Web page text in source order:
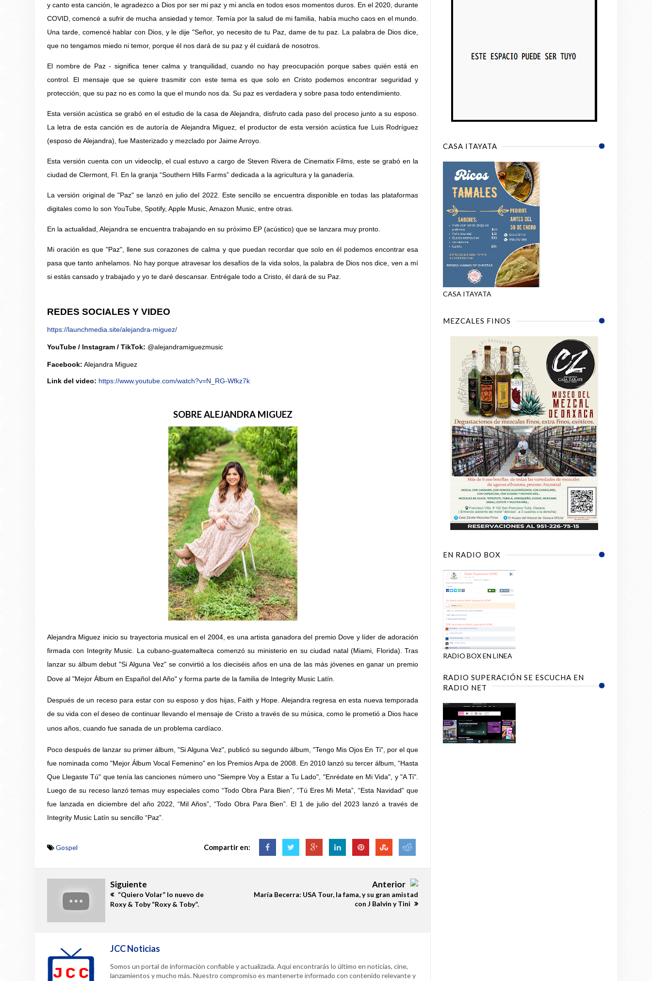
y canto esta canción, le agradezco a Dios por ser mi paz y mi ancla en todos esos momentos duros. En el 2020, durante
COVID, comencé a sufrir de mucha ansiedad y temor. Temía por la salud de mi familia, había mucho caos en el mundo.
Una tarde, comencé hablar con Dios, y le dije "Señor, yo necesito de tu Paz, dame de tu paz. La palabra de Dios dice,
que no tengamos miedo ni temor, porque él nos dará de su paz y él cuidará de nosotros.
El nombre de Paz - significa tener calma y tranquilidad, cuando no hay preocupación porque sabes quién está en
control. El mensaje que se quiere trasmitir con este tema es que solo en Cristo podemos encontrar seguridad y
protección, que su paz no es como la que el mundo nos da. Su paz es verdadera y sobre pasa todo entendimiento.
Esta versión acústica se grabó en el estudio de la casa de Alejandra, disfruto cada paso del proceso junto a su esposo.
La letra de esta canción es de autoría de Alejandra Miguez, el productor de esta versión acústica fue Luis Rodríguez
(esposo de Alejandra), fue Masterizado y mezclado por Jaime Arroyo.
Esta versión cuenta con un videoclip, el cual estuvo a cargo de Steven Rivera de Cinematix Films, este se grabó en la
ciudad de Clermont, Fl. En la granja “Southern Hills Farms” dedicada a la agricultura y la ganadería.
La versión original de "Paz" se lanzó en julio del 2022. Este sencillo se encuentra disponible en todas las plataformas
digitales como lo son YouTube, Spotify, Apple Music, Amazon Music, entre otras.
En la actualidad, Alejandra se encuentra trabajando en su próximo EP (acústico) que se lanzara muy pronto.
Mi oración es que "Paz", llene sus corazones de calma y que puedan recordar que solo en él podemos encontrar esa
pasa que tanto anhelamos. No hay porque atravesar los desafíos de la vida solos, la palabra de Dios nos dice, ven a mí
si estás cansado y trabajado y yo te daré descansar. Entrégale todo a Cristo, él dará de su Paz.
REDES SOCIALES Y VIDEO
https://launchmedia.site/alejandra-miguez/
YouTube / Instagram / TikTok: @alejandramiguezmusic
Facebook: Alejandra Miguez
Link del video: https://www.youtube.com/watch?v=N_RG-Wfkz7k
SOBRE ALEJANDRA MIGUEZ
Alejandra Miguez inicio su trayectoria musical en el 2004, es una artista ganadora del premio Dove y líder de adoración
firmada con Integrity Music. La cubano-guatemalteca comenzó su ministerio en su ciudad natal (Miami, Florida). Tras
lanzar su álbum debut "Si Alguna Vez" se convirtió a los dieciséis años en una de las más jóvenes en ganar un premio
Dove al "Mejor Álbum en Español del Año" y forma parte de la familia de Integrity Music Latín.
Después de un receso para estar con su esposo y dos hijas, Faith y Hope. Alejandra regresa en esta nueva temporada
de su vida con el deseo de continuar llevando el mensaje de Cristo a través de su música, como le prometió a Dios hace
unos años, cuando fue sanada de un problema cardíaco.
Poco después de lanzar su primer álbum, "Si Alguna Vez", publicó su segundo álbum, "Tengo Mis Ojos En Ti", por el que
fue nominada como "Mejor Álbum Vocal Femenino" en los Premios Arpa de 2008. En 2010 lanzó su tercer álbum, “Hasta
Que Llegaste Tú" que tenía las canciones número uno "Siempre Voy a Estar a Tu Lado", "Enrédate en Mi Vida", y "A Ti".
Luego de su receso lanzó temas muy especiales como “Todo Obra Para Bien”, “Tú Eres Mi Meta”, “Esta Navidad” que
fue lanzada en diciembre del año 2022, “Mil Años”, “Todo Obra Para Bien”. El 1 de julio del 2023 lanzó a través de
Integrity Music Latín su sencillo “Paz”.
Gospel Compartir en:
Siguiente
“Quiero Volar” lo nuevo de
Roxy & Toby “Roxy & Toby”.
Anterior
María Becerra: USA Tour, la fama, y ​​su gran amistad
con J Balvin y Tini
JCC Noticias
Somos un portal de información confiable y actualizada. Aquí encontrarás lo último en noticias, cine,
lanzamientos y mucho más. Nuestro compromiso es mantenerte informado con contenido relevante y
CASA ITAYATA
CASA ITAYATA
MEZCALES FINOS
EN RADIO BOX
RADIO BOX EN LINEA
RADIO SUPERACIÓN SE ESCUCHA EN
RADIO NET